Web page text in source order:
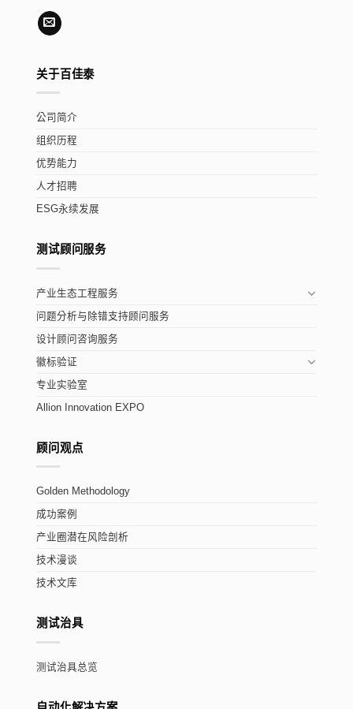
关于百佳泰
公司简介
组织历程
优势能力
人才招聘
ESG永续发展
测试顾问服务
产业生态工程服务
问题分析与除错支持顾问服务
设计顾问咨询服务
徽标验证
专业实验室
Allion Innovation EXPO
顾问观点
Golden Methodology
成功案例
产业圈潜在风险剖析
技术漫谈
技术文库
测试治具
测试治具总览